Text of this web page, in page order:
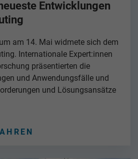
Entwicklungen
am 14. Mai widmete sich dem
Internationale Expert:innen
präsentierten die
und Anwendungsfälle und
und Lösungsansätze